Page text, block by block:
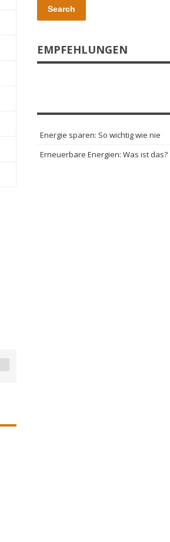
Search
EMPFEHLUNGEN
Energie sparen: So wichtig wie nie
Erneuerbare Energien: Was ist das?